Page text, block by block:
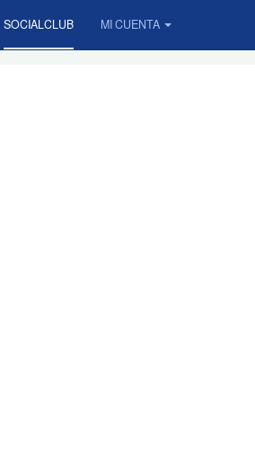
SOCIALCLUB MI CUENTA